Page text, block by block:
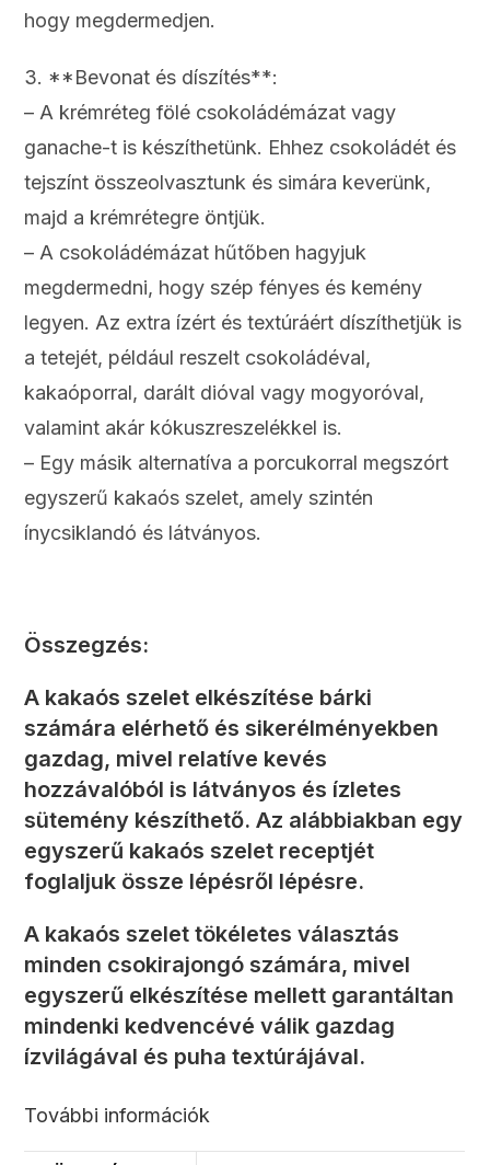
hogy megdermedjen.
3. **Bevonat és díszítés**:
– A krémréteg fölé csokoládémázat vagy
ganache-t is készíthetünk. Ehhez csokoládét és
tejszínt összeolvasztunk és simára keverünk,
majd a krémrétegre öntjük.
– A csokoládémázat hűtőben hagyjuk
megdermedni, hogy szép fényes és kemény
legyen. Az extra ízért és textúráért díszíthetjük is
a tetejét, például reszelt csokoládéval,
kakaóporral, darált dióval vagy mogyoróval,
valamint akár kókuszreszelékkel is.
– Egy másik alternatíva a porcukorral megszórt
egyszerű kakaós szelet, amely szintén
ínycsiklandó és látványos.
Összegzés:
A kakaós szelet elkészítése bárki
számára elérhető és sikerélményekben
gazdag, mivel relatíve kevés
hozzávalóból is látványos és ízletes
sütemény készíthető. Az alábbiakban egy
egyszerű kakaós szelet receptjét
foglaljuk össze lépésről lépésre.
A kakaós szelet tökéletes választás
minden csokirajongó számára, mivel
egyszerű elkészítése mellett garantáltan
mindenki kedvencévé válik gazdag
ízvilágával és puha textúrájával.
További információk